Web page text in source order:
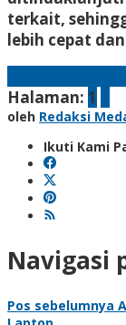
terkait,
lebih cepat
Halaman: 1
oleh Redaksi
Ikuti Kami
Navigasi
Pos sebelumnya